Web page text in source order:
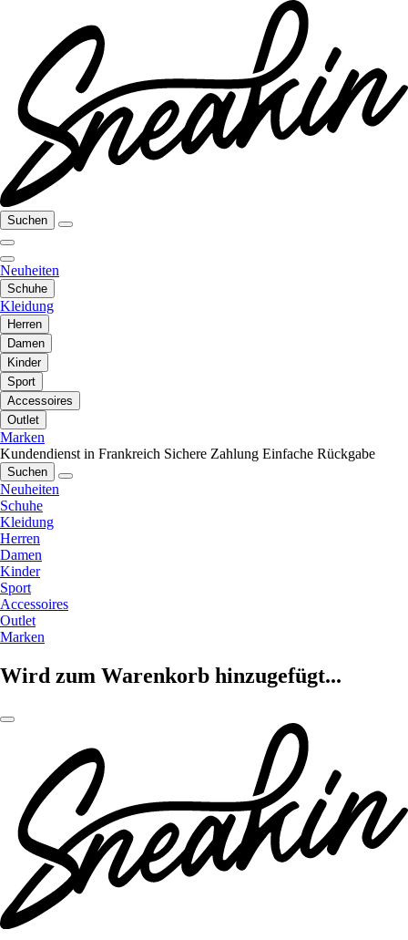
Suchen
Neuheiten
Schuhe
Kleidung
Herren
Damen
Kinder
Sport
Accessoires
Outlet
Marken
Kundendienst in Frankreich Sichere Zahlung Einfache Rückgabe
Suchen
Neuheiten
Schuhe
Kleidung
Herren
Damen
Kinder
Sport
Accessoires
Outlet
Marken
Wird zum Warenkorb hinzugefügt...